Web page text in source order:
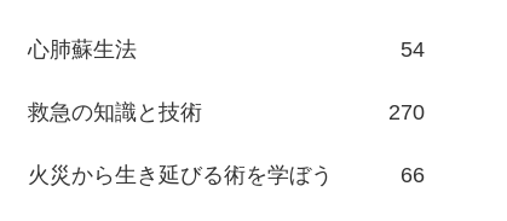
心肺蘇生法 54
救急の知識と技術 270
火災から生き延びる術を学ぼう 66